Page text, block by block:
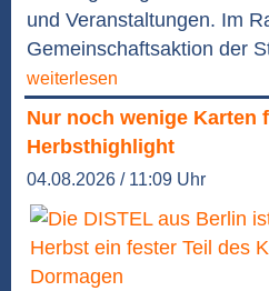
und Veranstaltungen. Im
Gemeinschaftsaktion der
weiterlesen
Nur noch wenige Karten
Herbsthighlight
04.08.2026 / 11:09 Uhr